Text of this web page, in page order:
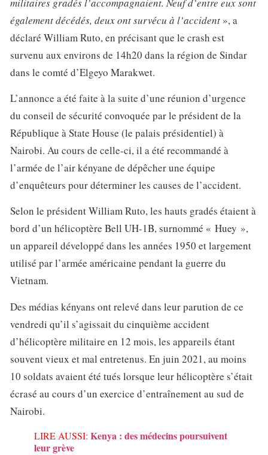
également décédés, deux ont survécu à l’accident », a
déclaré William Ruto, en précisant que le crash est
survenu aux environs de 14h20 dans la région de Sindar
dans le comté d’Elgeyo Marakwet.
L’annonce a été faite à la suite d’une réunion d’urgence
du conseil de sécurité convoquée par le président de la
République à State House (le palais présidentiel) à
Nairobi. Au cours de celle-ci, il a été recommandé à
l’armée de l’air kényane de dépêcher une équipe
d’enquêteurs pour déterminer les causes de l’accident.
Selon le président William Ruto, les hauts gradés étaient à
bord d’un hélicoptère Bell UH-1B, surnommé « Huey »,
un appareil développé dans les années 1950 et largement
utilisé par l’armée américaine pendant la guerre du
Vietnam.
Des médias kényans ont relevé dans leur parution de ce
vendredi qu’il s’agissait du cinquième accident
d’hélicoptère militaire en 12 mois, les appareils étant
souvent vieux et mal entretenus. En juin 2021, au moins
10 soldats avaient été tués lorsque leur hélicoptère s’était
écrasé au cours d’un exercice d’entraînement au sud de
Nairobi.
LIRE AUSSI: Kenya : des médecins poursuivent
leur grève